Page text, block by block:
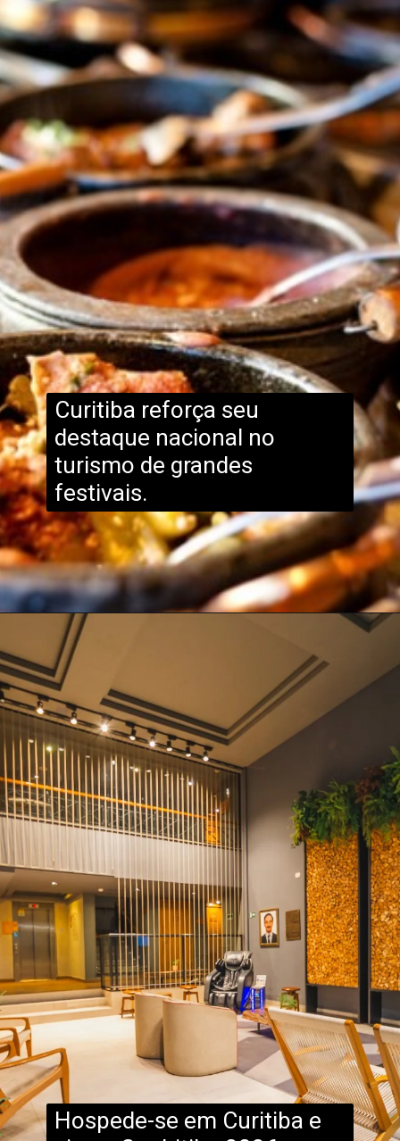
Curitiba reforça seu
destaque nacional no
turismo de grandes
festivais.
Hospede-se em Curitiba e